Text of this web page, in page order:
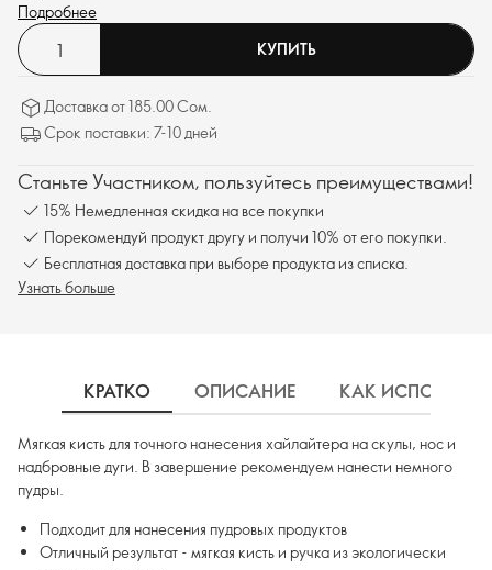
Подробнее
КУПИТЬ
Доставка от 185.00 Сом.
Срок поставки: 7-10 дней
Станьте Участником, пользуйтесь преимуществами!
15% Немедленная скидка на все покупки
Порекомендуй продукт другу и получи 10% от его покупки.
Бесплатная доставка при выборе продукта из списка.
Узнать больше
КРАТКО ОПИСАНИЕ КАК
Мягкая кисть для точного нанесения хайлайтера на скулы, нос и
надбровные дуги. В завершение рекомендуем нанести немного
пудры.
Подходит для нанесения пудровых продуктов
Отличный результат - мягкая кисть и ручка из экологически